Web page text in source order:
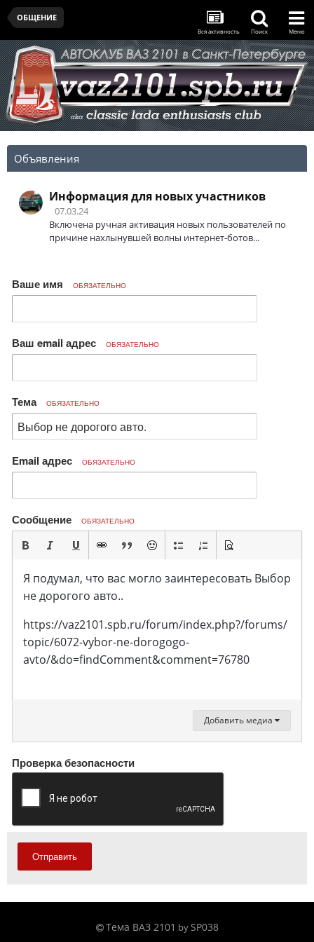
ОБЩЕНИЕ
Вся активность Поиск Меню
Объявления
Информация для новых участников
07.03.24
Включена ручная активация новых пользователей по
причине нахлынувшей волны интернет-ботов...
Ваше имя ОБЯЗАТЕЛЬНО
Ваш email адрес ОБЯЗАТЕЛЬНО
Тема ОБЯЗАТЕЛЬНО
Email адрес ОБЯЗАТЕЛЬНО
Сообщение ОБЯЗАТЕЛЬНО
Я подумал, что вас могло заинтересовать Выбор
не дорогого авто..
https://vaz2101.spb.ru/forum/index.php?/forums/
topic/6072-vybor-ne-dorogogo-
avto/&do=findComment&comment=76780
Добавить медиа
Проверка безопасности
Отправить
Тема ВАЗ 2101 by SP038